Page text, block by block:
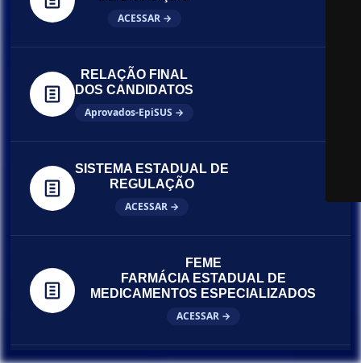
ACESSAR →
RELAÇÃO FINAL
DOS CANDIDATOS
Aprovados-EpiSUS →
SISTEMA ESTADUAL DE
REGULAÇÃO
ACESSAR →
FEME
FARMÁCIA ESTADUAL DE
MEDICAMENTOS ESPECIALIZADOS
ACESSAR →